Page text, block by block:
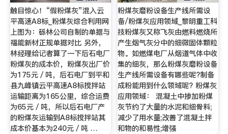
触目惊心！“假粉煤灰”混入云
平高速A8标_粉煤灰综合利用网
上图为：砾林公司自制的单据与
福能新材正规单据对比 另外，
林经理给记者算了一下后石电厂
粉煤灰的成本价，粉煤灰出厂价
为175元／吨，后石电厂到平和
县九峰镇云平高速A8标搅拌站
运输距离为165公里，综合运费
为65元／吨，所以后石电厂产
的粉煤灰运输到A8标搅拌站其
成本价基本为240元／吨 …
粉煤灰磨粉设备生产线所需设
备/粉煤灰应用领域_黎明重工科
技粉煤灰又称飞灰由燃料燃烧所
产生烟气灰分中的细微固体颗粒
物。如燃煤电厂从烟道气体中收
集的细灰，那么粉煤灰磨粉设备
生产线所需设备有哪些呢?制备
成粉能用到什么领域呢? 粉煤灰
应用领域： 混凝土中掺加粉煤
灰节约了大量的水泥和细骨料;
减少了用水量;改善了混凝土拌
和物的和易性;增强